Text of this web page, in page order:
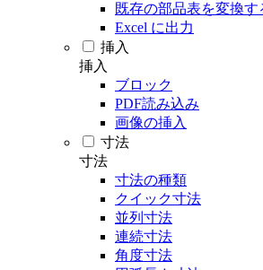
既存の部品表を変換す
Excel に出力
挿入
挿入
ブロック
PDF読み込み
画像の挿入
寸法
寸法
寸法の種類
クイック寸法
並列寸法
連続寸法
角度寸法